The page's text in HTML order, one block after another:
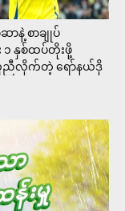
နဲ့ စာချုပ်
နှစ်ထပ်တိုးဖို့
လိုက်တဲ့ ရော်နယ်ဒို